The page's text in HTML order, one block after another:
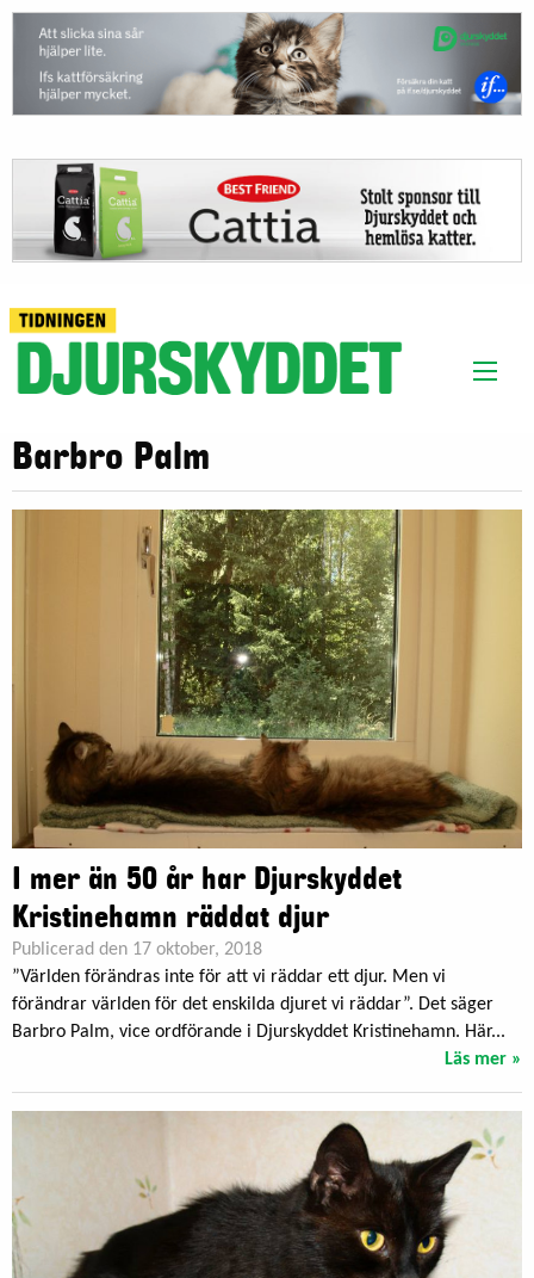
Barbro Palm
I mer än 50 år har Djurskyddet
Kristinehamn räddat djur
Publicerad den 17 oktober, 2018
”Världen förändras inte för att vi räddar ett djur. Men vi
förändrar världen för det enskilda djuret vi räddar”. Det säger
Barbro Palm, vice ordförande i Djurskyddet Kristinehamn. Här...
Läs mer »